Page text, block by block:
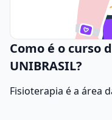
Como é o curso
UNIBRASIL?
Fisioterapia é a área